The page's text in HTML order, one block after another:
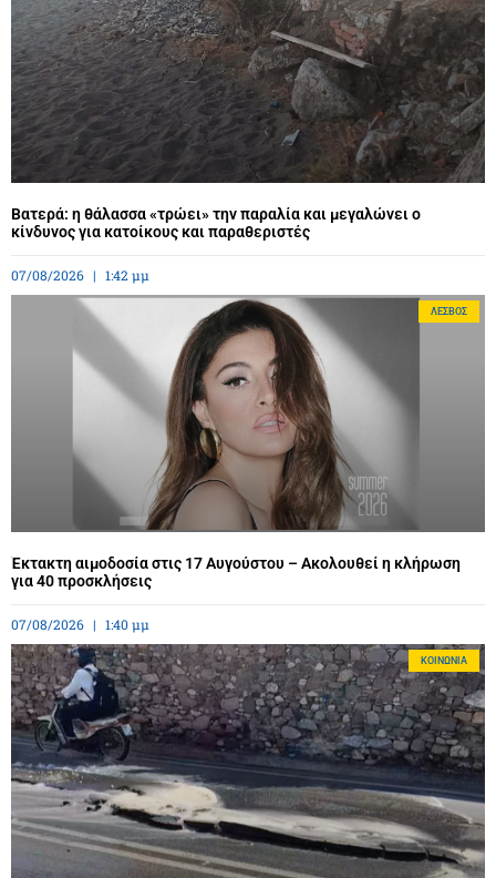
Βατερά: η θάλασσα «τρώει» την παραλία και μεγαλώνει ο
κίνδυνος για κατοίκους και παραθεριστές
07/08/2026 1:42 μμ
ΛΈΣΒΟΣ
Έκτακτη αιμοδοσία στις 17 Αυγούστου – Ακολουθεί η κλήρωση
για 40 προσκλήσεις
07/08/2026 1:40 μμ
ΚΟΙΝΩΝΊΑ